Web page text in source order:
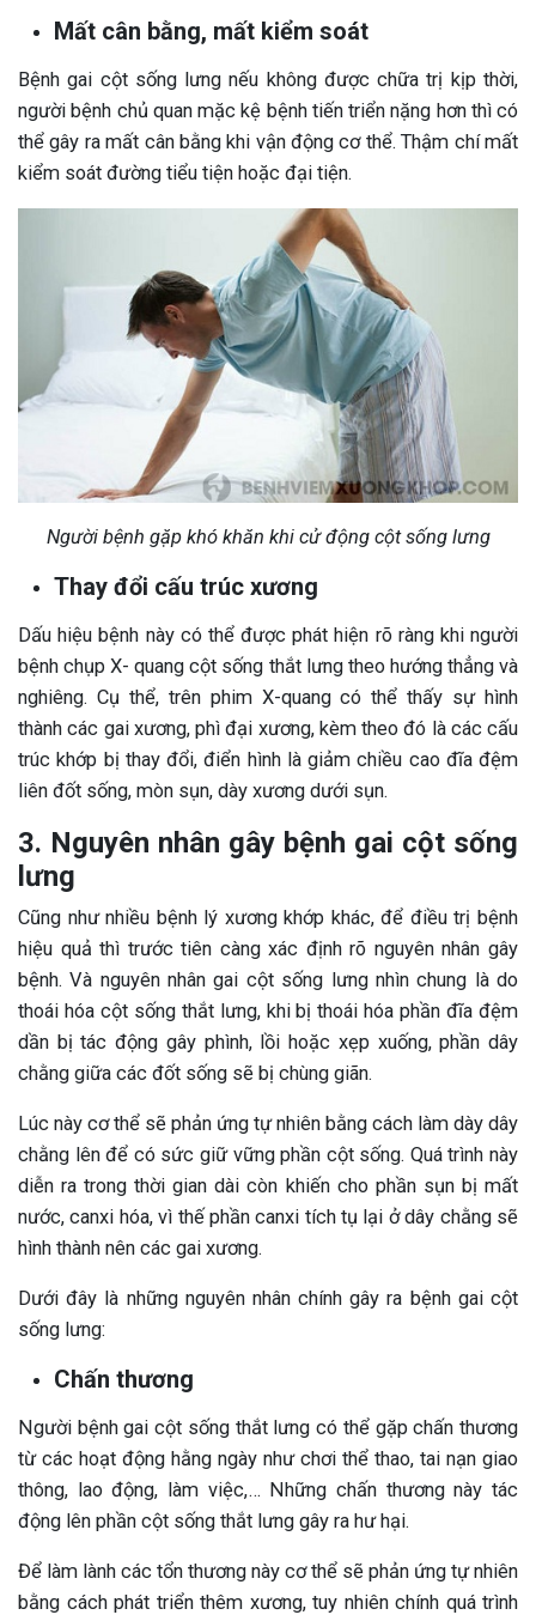
Mất cân bằng, mất kiểm soát
Bệnh gai cột sống lưng nếu không được chữa trị kịp thời,
người bệnh chủ quan mặc kệ bệnh tiến triển nặng hơn thì có
thể gây ra mất cân bằng khi vận động cơ thể. Thậm chí mất
kiểm soát đường tiểu tiện hoặc đại tiện.
Người bệnh gặp khó khăn khi cử động cột sống lưng
Thay đổi cấu trúc xương
Dấu hiệu bệnh này có thể được phát hiện rõ ràng khi người
bệnh chụp X- quang cột sống thắt lưng theo hướng thẳng và
nghiêng. Cụ thể, trên phim X-quang có thể thấy sự hình
thành các gai xương, phì đại xương, kèm theo đó là các cấu
trúc khớp bị thay đổi, điển hình là giảm chiều cao đĩa đệm
liên đốt sống, mòn sụn, dày xương dưới sụn.
3. Nguyên nhân gây bệnh gai cột sống
lưng
Cũng như nhiều bệnh lý xương khớp khác, để điều trị bệnh
hiệu quả thì trước tiên càng xác định rõ nguyên nhân gây
bệnh. Và nguyên nhân gai cột sống lưng nhìn chung là do
thoái hóa cột sống thắt lưng, khi bị thoái hóa phần đĩa đệm
dần bị tác động gây phình, lồi hoặc xẹp xuống, phần dây
chằng giữa các đốt sống sẽ bị chùng giãn.
Lúc này cơ thể sẽ phản ứng tự nhiên bằng cách làm dày dây
chằng lên để có sức giữ vững phần cột sống. Quá trình này
diễn ra trong thời gian dài còn khiến cho phần sụn bị mất
nước, canxi hóa, vì thế phần canxi tích tụ lại ở dây chằng sẽ
hình thành nên các gai xương.
Dưới đây là những nguyên nhân chính gây ra bệnh gai cột
sống lưng:
Chấn thương
Người bệnh gai cột sống thắt lưng có thể gặp chấn thương
từ các hoạt động hằng ngày như chơi thể thao, tai nạn giao
thông, lao động, làm việc,… Những chấn thương này tác
động lên phần cột sống thắt lưng gây ra hư hại.
Để làm lành các tổn thương này cơ thể sẽ phản ứng tự nhiên
bằng cách phát triển thêm xương, tuy nhiên chính quá trình